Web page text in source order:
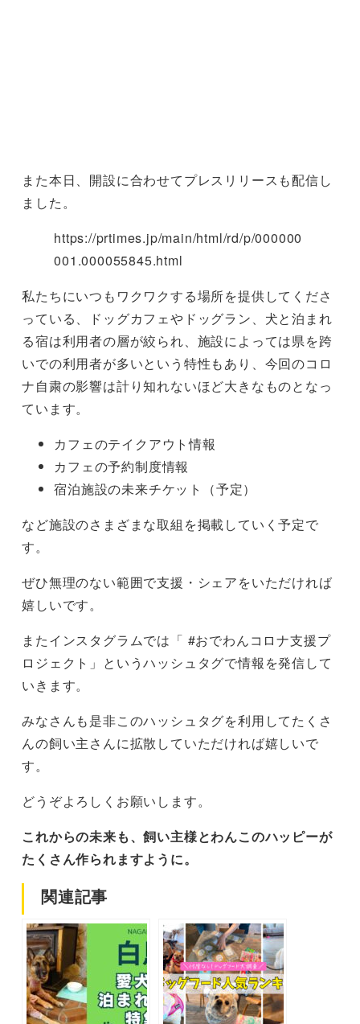
また本日、開設に合わせてプレスリリースも配信し
ました。
https://prtimes.jp/main/html/rd/p/000000
001.000055845.html
私たちにいつもワクワクする場所を提供してくださ
っている、ドッグカフェやドッグラン、犬と泊まれ
る宿は利用者の層が絞られ、施設によっては県を跨
いでの利用者が多いという特性もあり、今回のコロ
ナ自粛の影響は計り知れないほど大きなものとなっ
ています。
カフェのテイクアウト情報
カフェの予約制度情報
宿泊施設の未来チケット（予定）
など施設のさまざまな取組を掲載していく予定で
す。
ぜひ無理のない範囲で支援・シェアをいただければ
嬉しいです。
またインスタグラムでは「 #おでわんコロナ支援プ
ロジェクト」というハッシュタグで情報を発信して
いきます。
みなさんも是非このハッシュタグを利用してたくさ
んの飼い主さんに拡散していただければ嬉しいで
す。
どうぞよろしくお願いします。
これからの未来も、飼い主様とわんこのハッピーが
たくさん作られますように。
関連記事